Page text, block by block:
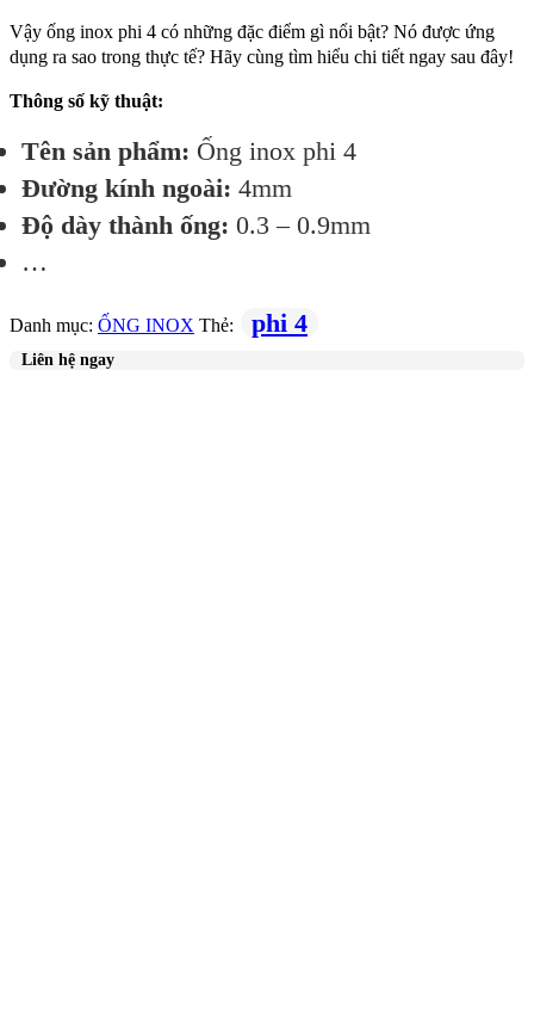
Vậy ống inox phi 4 có những đặc điểm gì nổi bật? Nó được ứng
dụng ra sao trong thực tế? Hãy cùng tìm hiểu chi tiết ngay sau đây!
Thông số kỹ thuật:
Tên sản phẩm: Ống inox phi 4
Đường kính ngoài: 4mm
Độ dày thành ống: 0.3 – 0.9mm
…
Danh mục: ỐNG INOX Thẻ: phi 4
Liên hệ ngay